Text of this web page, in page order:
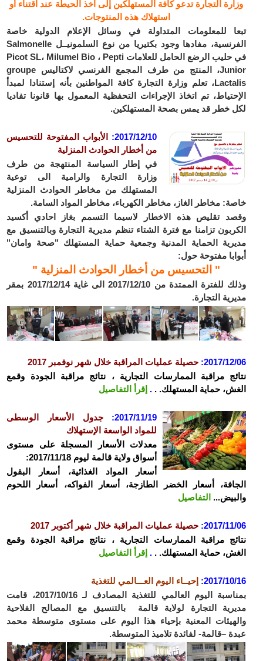
وزارة التجارة تدعو كافة المستهلكين إلى أخذ الحيطة عند اقتناء أو
استهلاك هذه المنتوجات.
تبعا للمعلومات المتداولة في وسائل الإعلام الدولية خاصة
الفرنسية، مفادها وجود بكتيريا من نوع السلمونيــل Salmonelle
في حليب الرضع الحامل للعلامات Picot SL، Milumel Bio ، Pepti
Junior، المنتج من طرف المجمع الفرنسي لاكتاليس groupe
Lactalis، تعلم وزارة التجارة كافة المواطنين بأنه إستنادا لمبدأ
الإحتياط، تم اتخاذ الإجراءات التحفظية المعمول بها قانونا تفاديا
لكل خطر قد يمس بصحة المستهلكين.
2017/12/10:
الأبواب المفتوحة للتحسيس
من أخطار الحوادث المنزلية
في إطار السياسة المنتهجة من طرف
وزارة التجارة والرامية الى توعية
المستهلك من مخاطر الحوادث المنزلية
خاصة: مخاطر الغاز، مخاطر الكهرباء، مخاطر المواد السامة.
وقصد تقليص هذه الاخطار لاسيما التسمم بغاز احادي أكسيد
الكربون تزامنا مع فترة الشتاء تنظم مديرية التجارة وبالتنسيق مع
مديرية الحماية المدنية وجمعية حماية المستهلك "صحة وامان"
أبوابا مفتوحة حول:
" التحسيس من أخطار الحوادث المنزلية "
وذلك للفترة الممتدة من 2017/12/10 الى غاية 2017/12/14 بمقر
مديرية التجارة.
2017/12/06
: حصيلة عمليات المراقبة خلال شهر نوفمبر 2017
نتائج مراقبة الممارسات التجارية ، نتائج مراقبة الجودة وقمع
الغش، حماية المستهلك. . . إقرأ التفاصيل
2017/11/19:
جدول الأسعار الوسطى
للمواد الواسعة الإستهلاك
معدلات الأسعار المسجلة على مستوى
أسواق ولاية قالمة ليوم 2017/11/18:
أسعار المواد الغذائية، أسعار البقول
الجافة، أسعار الخضر الطازجة، أسعار الفواكه، أسعار اللحوم
والبيض... التفاصيل
2017/11/06
: حصيلة عمليات المراقبة خلال شهر أكتوبر 2017
نتائج مراقبة الممارسات التجارية ، نتائج مراقبة الجودة وقمع
الغش، حماية المستهلك. . . إقرأ التفاصيل
2017/10/16:
إحيــاء اليوم العـــالمي للتغذية
بمناسبة اليوم العالمي للتغذية المصادف لـ 2017/10/16، قامت
مديرية التجارة لولاية قالمة بالتنسيق مع المصالح الفلاحية
والهيئات المعنية بإحياء هذا اليوم على مستوى متوسطة محمد
عبدة –قالمة- لفائدة تلاميذ المتوسطة.